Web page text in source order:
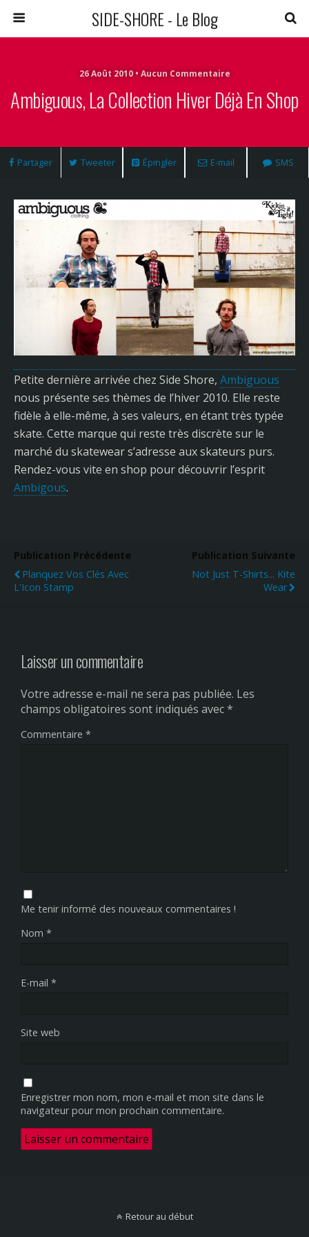
SIDE-SHORE - Le Blog
26 Août 2010 • Aucun Commentaire
Ambiguous, La Collection Hiver Déjà En Shop
Partager Tweeter Épingler E-mail SMS
Petite dernière arrivée chez Side Shore, Ambiguous
nous présente ses thèmes de l’hiver 2010. Elle reste
fidèle à elle-même, à ses valeurs, en étant très typée
skate. Cette marque qui reste très discrète sur le
marché du skatewear s’adresse aux skateurs purs.
Rendez-vous vite en shop pour découvrir l’esprit
Ambigous.
Publication Précédente
Planquez Vos Clés Avec
L'Icon Stamp
Publication Suivante
Not Just T-Shirts... Kite
Wear
Laisser un commentaire
Votre adresse e-mail ne sera pas publiée. Les
champs obligatoires sont indiqués avec*
Commentaire *
Me tenir informé des nouveaux commentaires !
Nom *
E-mail *
Site web
Enregistrer mon nom, mon e-mail et mon site dans le
navigateur pour mon prochain commentaire.
Retour au début